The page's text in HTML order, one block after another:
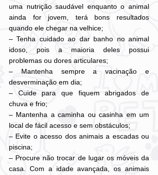
uma nutrição saudável enquanto o animal
ainda for jovem, terá bons resultados
quando ele chegar na velhice;
– Tenha cuidado ao dar banho no animal
idoso, pois a maioria deles possui
problemas ou dores articulares;
– Mantenha sempre a vacinação e
desverminação em dia;
– Cuide para que fiquem abrigados de
chuva e frio;
– Mantenha a caminha ou casinha em um
local de fácil acesso e sem obstáculos;
– Evite o acesso dos animais a escadas ou
piscina;
– Procure não trocar de lugar os móveis da
casa. Com a idade avançada, os animais